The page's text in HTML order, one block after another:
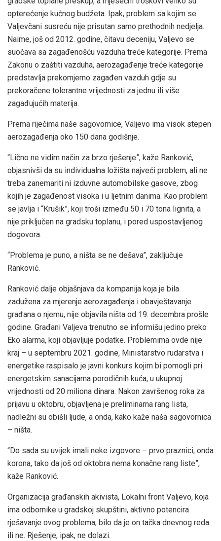
opterećenje kućnog budžeta. Ipak, problem sa kojim se
Valjevčani susreću nije prisutan samo prethodnih nedjelja.
Naime, još od 2012. godine, čitavu deceniju, Valjevo se
suočava sa zagađenošću vazduha treće kategorije. Prema
Zakonu o zaštiti vazduha, aerozagađenje treće kategorije
predstavlja prekomjerno zagađen vazduh gdje su
prekoračene tolerantne vrijednosti za jednu ili više
zagađujućih materija.
Prema riječima naše sagovornice, Valjevo ima visok stepen
aerozagađenja oko 150 dana godišnje.
“Lično ne vidim način za brzo rješenje”, kaže Ranković,
objasnivši da su individualna ložišta najveći problem, ali ne
treba zanemariti ni izduvne automobilske gasove, zbog
kojih je zagađenost visoka i u ljetnim danima. Kao problem
se javlja i “Krušik”, koji troši između 50 i 70 tona lignita, a
nije priključen na gradsku toplanu, i pored uspostavljenog
dogovora.
“Problema je puno, a ništa se ne dešava”, zaključuje
Ranković.
Ranković dalje objašnjava da kompanija koja je bila
zadužena za mjerenje aerozagađenja i obavještavanje
građana o njemu, nije objavila ništa od 19. decembra prošle
godine. Građani Valjeva trenutno se informišu jedino preko
Eko alarma, koji objavljuje podatke. Problemima ovde nije
kraj – u septembru 2021. godine, Ministarstvo rudarstva i
energetike raspisalo je javni konkurs kojim bi pomogli pri
energetskim sanacijama porodičnih kuća, u ukupnoj
vrijednosti od 20 miliona dinara. Nakon završenog roka za
prijavu u oktobru, objavljena je preliminarna rang lista,
nadležni su obišli ljude, a onda, kako kaže naša sagovornica
– ništa.
“Do sada su uvijek imali neke izgovore – prvo praznici, onda
korona, tako da još od oktobra nema konačne rang liste”,
kaže Ranković.
Organizacija građanskih akivista, Lokalni front Valjevo, koja
ima odbornike u gradskoj skupštini, aktivno potencira
rješavanje ovog problema, bilo da je on tačka dnevnog reda
ili ne. Rješenje, ipak, ne dolazi.